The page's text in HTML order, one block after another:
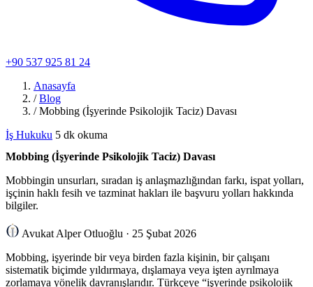
+90 537 925 81 24
Anasayfa
/ Blog
/ Mobbing (İşyerinde Psikolojik Taciz) Davası
İş Hukuku 5 dk okuma
Mobbing (İşyerinde Psikolojik Taciz) Davası
Mobbingin unsurları, sıradan iş anlaşmazlığından farkı, ispat yolları,
işçinin haklı fesih ve tazminat hakları ile başvuru yolları hakkında
bilgiler.
Avukat Alper Otluoğlu · 25 Şubat 2026
Mobbing, işyerinde bir veya birden fazla kişinin, bir çalışanı
sistematik biçimde yıldırmaya, dışlamaya veya işten ayrılmaya
zorlamaya yönelik davranışlarıdır. Türkçeye “işyerinde psikolojik